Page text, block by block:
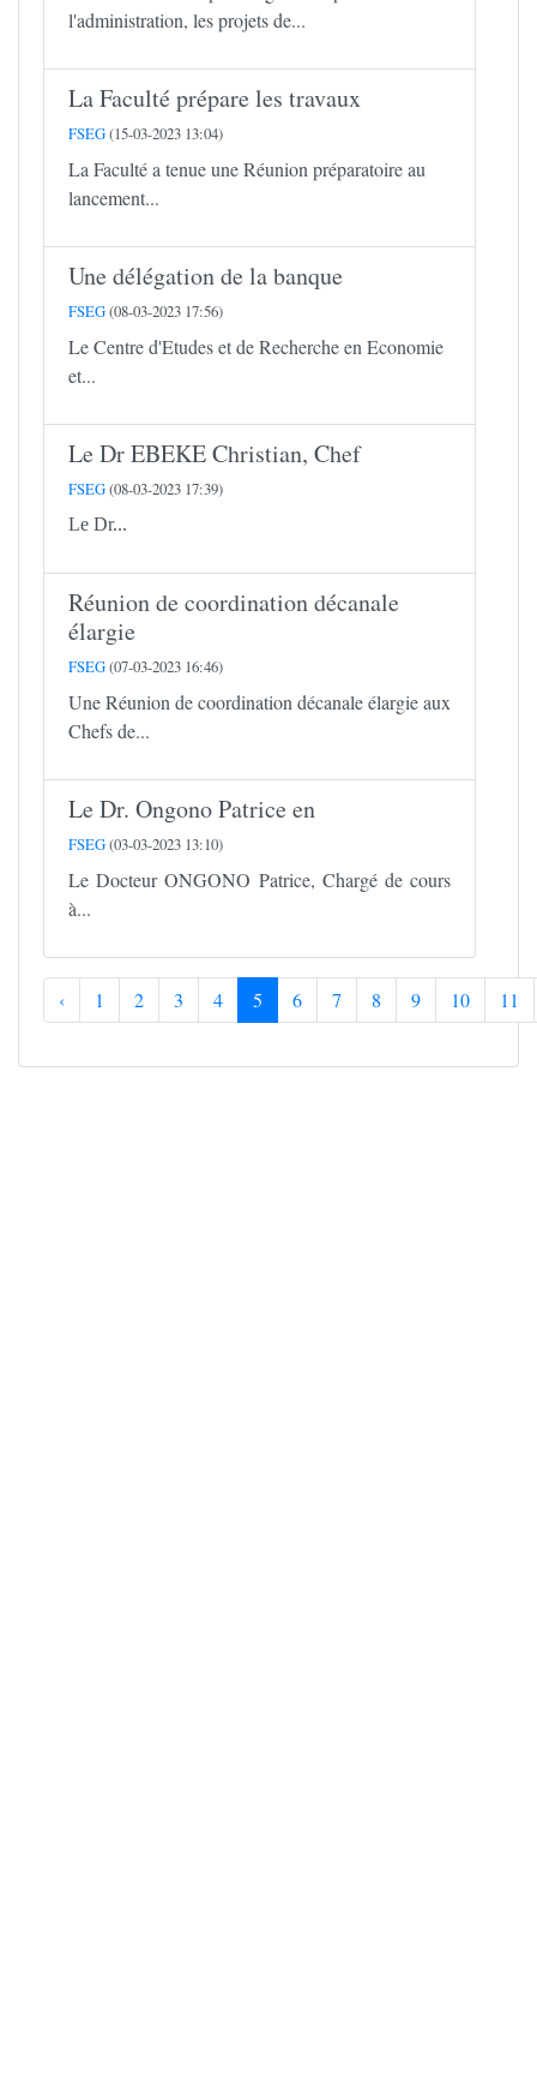
l'administration, les projets de...
La Faculté prépare les travaux
FSEG(15-03-2023 13:04)
La Faculté a tenue une Réunion préparatoire au
lancement...
Une délégation de la banque
FSEG(08-03-2023 17:56)
Le Centre d'Etudes et de Recherche en Economie
et...
Le Dr EBEKE Christian, Chef
FSEG(08-03-2023 17:39)
Le Dr...
Réunion de coordination décanale
élargie
FSEG(07-03-2023 16:46)
Une Réunion de coordination décanale élargie aux
Chefs de...
Le Dr. Ongono Patrice en
FSEG(03-03-2023 13:10)
Le Docteur ONGONO Patrice, Chargé de cours
à...
‹ 1 2 3 4 5 6 7 8 9 10 11